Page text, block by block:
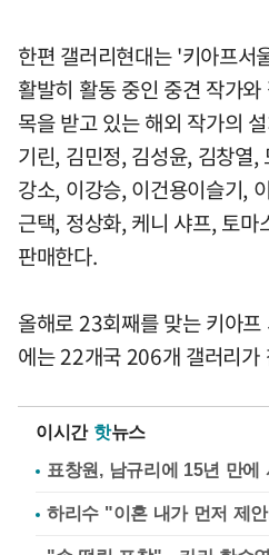
한편 갤러리현대는 '키아프서
활발히 활동 중인 중견 작가
목을 받고 있는 해외 작가의
기린, 김민정, 김성윤, 김창열,
강소, 이강승, 이건용이슬기,
근택, 정상화, 케니 샤프, 토마
판매한다.
올해로 23회째를 맞는 키아
에는 22개국 206개 갤러리가
이시간 핫뉴스
표창원, 남규리에 15년 만
하리수 "이혼 내가 먼저 제